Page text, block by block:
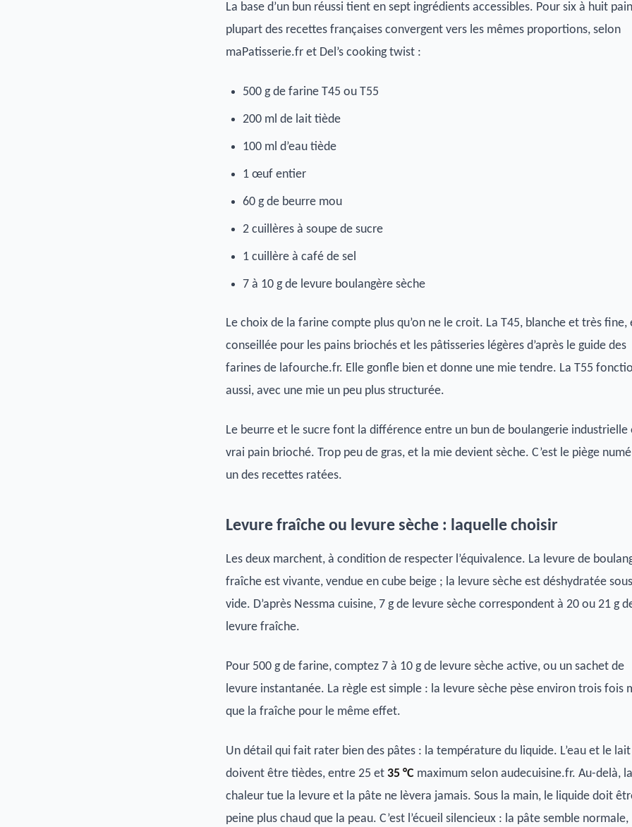
La base d’un bun réussi tient en sept ingrédients accessibles. Pour six à huit
plupart des recettes françaises convergent vers les mêmes proportions, selon
maPatisserie.fr et Del’s cooking twist :
500 g de farine T45 ou T55
200 ml de lait tiède
100 ml d’eau tiède
1 œuf entier
60 g de beurre mou
2 cuillères à soupe de sucre
1 cuillère à café de sel
7 à 10 g de levure boulangère sèche
Le choix de la farine compte plus qu’on ne le croit. La T45, blanche et très fine,
conseillée pour les pains briochés et les pâtisseries légères d’après le guide des
farines de lafourche.fr. Elle gonfle bien et donne une mie tendre. La T55
aussi, avec une mie un peu plus structurée.
Le beurre et le sucre font la différence entre un bun de boulangerie industrielle
vrai pain brioché. Trop peu de gras, et la mie devient sèche. C’est le piège
un des recettes ratées.
Levure fraîche ou levure sèche : laquelle choisir
Les deux marchent, à condition de respecter l’équivalence. La levure de
fraîche est vivante, vendue en cube beige ; la levure sèche est déshydratée sous
vide. D’après Nessma cuisine, 7 g de levure sèche correspondent à 20 ou 21 g
levure fraîche.
Pour 500 g de farine, comptez 7 à 10 g de levure sèche active, ou un sachet de
levure instantanée. La règle est simple : la levure sèche pèse environ trois fois
que la fraîche pour le même effet.
Un détail qui fait rater bien des pâtes : la température du liquide. L’eau et le lait
doivent être tièdes, entre 25 et 35 °C maximum selon audecuisine.fr. Au-delà, la
chaleur tue la levure et la pâte ne lèvera jamais. Sous la main, le liquide doit
peine plus chaud que la peau. C’est l’écueil silencieux : la pâte semble normale,